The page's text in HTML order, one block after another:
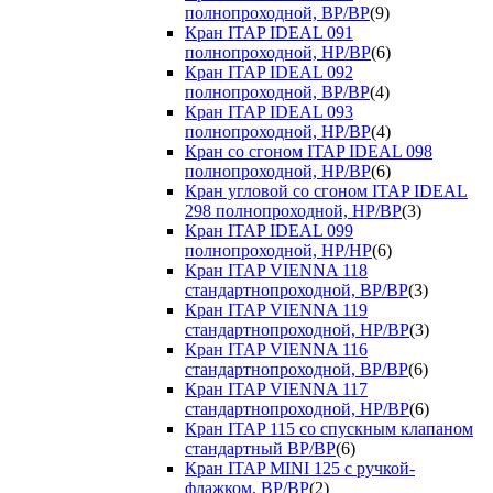
полнопроходной, ВР/ВР(9)
Кран ITAP IDEAL 091
полнопроходной, НР/ВР(6)
Кран ITAP IDEAL 092
полнопроходной, ВР/ВР(4)
Кран ITAP IDEAL 093
полнопроходной, НР/ВР(4)
Кран со сгоном ITAP IDEAL 098
полнопроходной, НР/ВР(6)
Кран угловой со сгоном ITAP IDEAL
298 полнопроходной, НР/ВР(3)
Кран ITAP IDEAL 099
полнопроходной, НР/НР(6)
Кран ITAP VIENNA 118
стандартнопроходной, ВР/ВР(3)
Кран ITAP VIENNA 119
стандартнопроходной, НР/ВР(3)
Кран ITAP VIENNA 116
стандартнопроходной, ВР/ВР(6)
Кран ITAP VIENNA 117
стандартнопроходной, НР/ВР(6)
Кран ITAP 115 со спускным клапаном
стандартный ВР/ВР(6)
Кран ITAP MINI 125 с ручкой-
флажком, ВР/ВР(2)